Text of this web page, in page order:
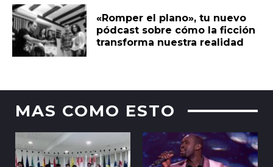
«Romper el plano», tu nuevo
pódcast sobre cómo la ficción
transforma nuestra realidad
MAS COMO ESTO